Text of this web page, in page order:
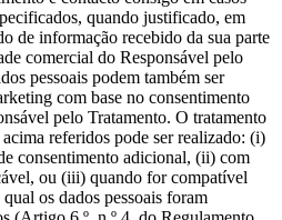
quando justificado, em
de informação recebido da sua parte
comercial do Responsável pelo
pessoais podem também ser
com base no consentimento
pelo Tratamento. O tratamento
referidos pode ser realizado: (i)
consentimento adicional, (ii) com
ou (iii) quando for compatível
os dados pessoais foram